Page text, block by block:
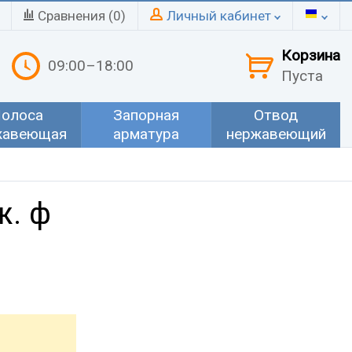
Сравнения (0) Личный кабинет
09:00–18:00
Корзина
Пуста
Запорная
арматура
Отвод
нержавеющий
ф